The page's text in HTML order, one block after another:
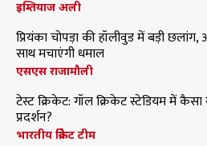
इम्तियाज अली
प्रियंका चोपड़ा की हॉलीवुड में बड़ी
साथ मचाएंगी धमाल
एसएस राजामौली
टेस्ट क्रिकेट: गॉल क्रिकेट स्टेडियम में
प्रदर्शन?
भारतीय क्रिकेट टीम